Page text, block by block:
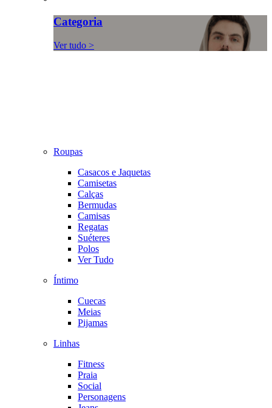
Categoria
Ver tudo >
Roupas
Casacos e Jaquetas
Camisetas
Calças
Bermudas
Camisas
Regatas
Suéteres
Polos
Ver Tudo
Íntimo
Cuecas
Meias
Pijamas
Linhas
Fitness
Praia
Social
Personagens